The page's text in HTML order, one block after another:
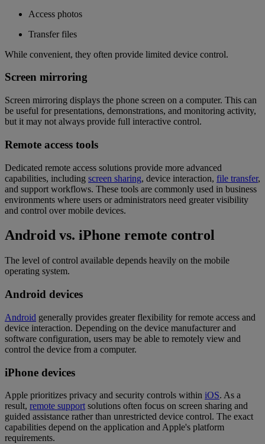
Access photos
Transfer files
While convenient, they often provide limited device control.
Screen mirroring
Screen mirroring displays the phone screen on a computer. This can
be useful for presentations, demonstrations, and monitoring activity,
but it may not always provide full interactive control.
Remote access tools
Dedicated remote access solutions provide more advanced
capabilities, including screen sharing, device interaction, file transfer,
and support workflows. These tools are commonly used in business
environments where users or administrators need greater visibility
and control over mobile devices.
Android vs. iPhone remote control
The level of control available depends heavily on the mobile
operating system.
Android devices
Android generally provides greater flexibility for remote access and
device interaction. Depending on the device manufacturer and
software configuration, users may be able to remotely view and
control the device from a computer.
iPhone devices
Apple prioritizes privacy and security controls within iOS. As a
result, remote support solutions often focus on screen sharing and
guided assistance rather than unrestricted device control. The exact
capabilities depend on the application and Apple's platform
requirements.